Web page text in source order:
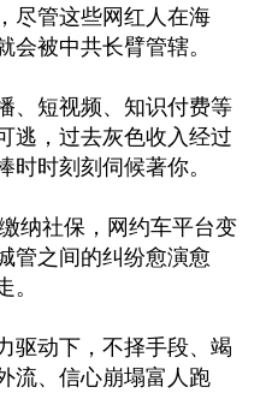
尽管这些网红人在海
会被中共长臂管辖。
、短视频、知识付费等
逃，过去灰色收入经过
时时刻刻伺候著你。
纳社保，网约车平台变
管之间的纠纷愈演愈
。
驱动下，不择手段、竭
流、信心崩塌富人跑